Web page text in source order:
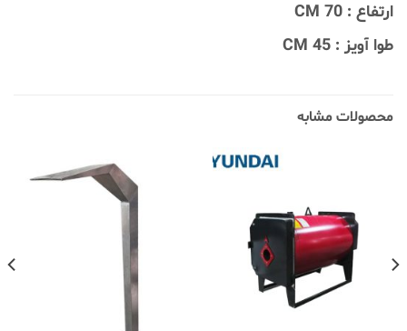
ارتفاع : 70 CM
طوا آویز : 45 CM
محصولات مشابه